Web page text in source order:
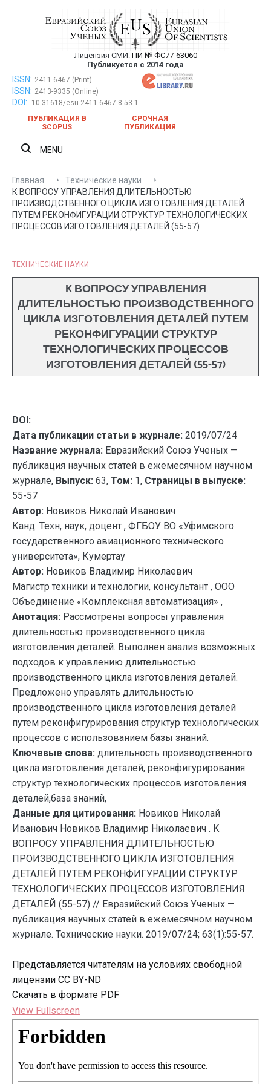
Евразийский Союз Ученых —
публикация научных статей в
ежемесячном научном журнале
Лицензия СМИ: ПИ № ФС77-63060
Публикуется с 2014 года
Евразийский Союз Ученых — публикация научных статей в
ежемесячном научном журнале
ISSN: 2411-6467 (Print)
ISSN: 2413-9335 (Online)
DOI:
10.31618/esu.2411-6467.8.53.1
ПУБЛИКАЦИЯ В
SCOPUS
СРОЧНАЯ
ПУБЛИКАЦИЯ
MENU
Главная
Технические науки
К ВОПРОСУ УПРАВЛЕНИЯ ДЛИТЕЛЬНОСТЬЮ
ПРОИЗВОДСТВЕННОГО ЦИКЛА ИЗГОТОВЛЕНИЯ ДЕТАЛЕЙ
ПУТЕМ РЕКОНФИГУРАЦИИ СТРУКТУР ТЕХНОЛОГИЧЕСКИХ
ПРОЦЕССОВ ИЗГОТОВЛЕНИЯ ДЕТАЛЕЙ (55-57)
ТЕХНИЧЕСКИЕ НАУКИ
К ВОПРОСУ УПРАВЛЕНИЯ
ДЛИТЕЛЬНОСТЬЮ ПРОИЗВОДСТВЕННОГО
ЦИКЛА ИЗГОТОВЛЕНИЯ ДЕТАЛЕЙ ПУТЕМ
РЕКОНФИГУРАЦИИ СТРУКТУР
ТЕХНОЛОГИЧЕСКИХ ПРОЦЕССОВ
ИЗГОТОВЛЕНИЯ ДЕТАЛЕЙ (55-57)
DOI:
Дата публикации статьи в журнале: 2019/07/24
Название журнала: Евразийский Союз Ученых —
публикация научных статей в ежемесячном научном
журнале, Выпуск: 63, Том: 1, Страницы в выпуске:
55-57
Автор: Новиков Николай Иванович
Канд. Техн, наук, доцент , ФГБОУ ВО «Уфимского
государственного авиационного технического
университета», Кумертау
Автор: Новиков Владимир Николаевич
Магистр техники и технологии, консультант , ООО
Объединение «Комплексная автоматизация» ,
Анотация: Рассмотрены вопросы управления
длительностью производственного цикла
изготовления деталей. Выполнен анализ возможных
подходов к управлению длительностью
производственного цикла изготовления деталей.
Предложено управлять длительностью
производственного цикла изготовления деталей
путем реконфигурирования структур технологических
процессов с использованием базы знаний.
Ключевые слова: длительность производственного
цикла изготовления деталей, реконфигурирования
структур технологических процессов изготовления
деталей,база знаний,
Данные для цитирования: Новиков Николай
Иванович Новиков Владимир Николаевич . К
ВОПРОСУ УПРАВЛЕНИЯ ДЛИТЕЛЬНОСТЬЮ
ПРОИЗВОДСТВЕННОГО ЦИКЛА ИЗГОТОВЛЕНИЯ
ДЕТАЛЕЙ ПУТЕМ РЕКОНФИГУРАЦИИ СТРУКТУР
ТЕХНОЛОГИЧЕСКИХ ПРОЦЕССОВ ИЗГОТОВЛЕНИЯ
ДЕТАЛЕЙ (55-57) // Евразийский Союз Ученых —
публикация научных статей в ежемесячном научном
журнале. Технические науки. 2019/07/24; 63(1):55-57.
Представляется читателям на условиях свободной
лицензии CC BY-ND
Скачать в формате PDF
View Fullscreen
Перейти
содержимому